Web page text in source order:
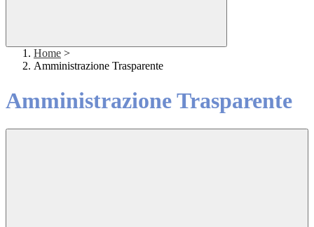
Home >
Amministrazione Trasparente
Amministrazione Trasparente